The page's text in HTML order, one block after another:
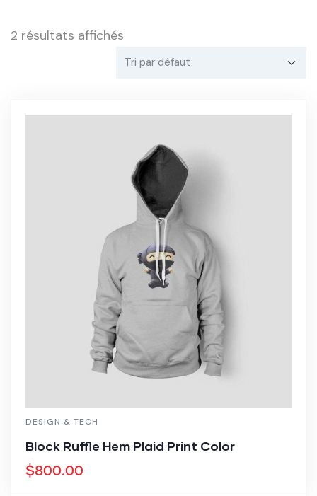
2 résultats affichés
DESIGN & TECH
Block Ruffle Hem Plaid Print Color
$800.00